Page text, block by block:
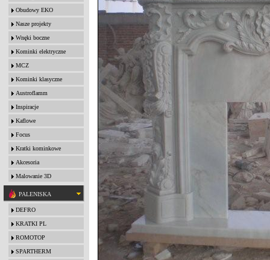
Obudowy EKO
Nasze projekty
Wnęki boczne
Kominki elektryczne
MCZ
Kominki klasyczne
Austroflamm
Inspiracje
Kaflowe
Focus
Kratki kominkowe
Akcesoria
Malowanie 3D
PALENISKA
DEFRO
KRATKI PL
ROMOTOP
SPARTHERM